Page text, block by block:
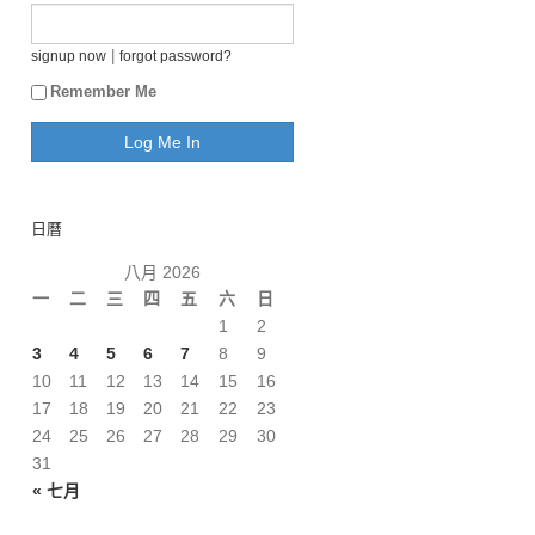
signup now forgot password?
Remember Me
日曆
八月 2026
一
二 三 四 五 六 日
« 七月
1
2
3
4 5 6 7 8
9
10
11 12 13 14 15
16
17
18 19 20 21 22
23
24
25 26 27 28 29
30
31